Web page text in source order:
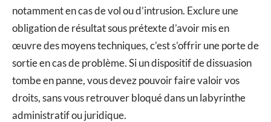
notamment en cas de vol ou d’intrusion. Exclure une
obligation de résultat sous prétexte d’avoir mis en
œuvre des moyens techniques, c’est s’offrir une porte de
sortie en cas de problème. Si un dispositif de dissuasion
tombe en panne, vous devez pouvoir faire valoir vos
droits, sans vous retrouver bloqué dans un labyrinthe
administratif ou juridique.